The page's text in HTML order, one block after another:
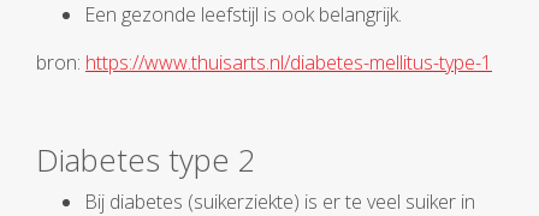
Een gezonde leefstijl is ook belangrijk.
bron: https://www.thuisarts.nl/diabetes-mellitus-type-1
Diabetes type 2
Bij diabetes (suikerziekte) is er te veel suiker in